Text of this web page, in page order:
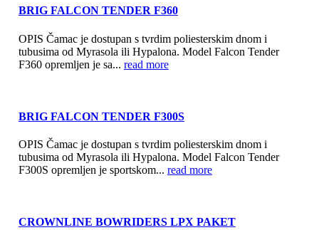
BRIG FALCON TENDER F360
OPIS Čamac je dostupan s tvrdim poliesterskim dnom i
tubusima od Myrasola ili Hypalona. Model Falcon Tender
F360 opremljen je sa... read more
BRIG FALCON TENDER F300S
OPIS Čamac je dostupan s tvrdim poliesterskim dnom i
tubusima od Myrasola ili Hypalona. Model Falcon Tender
F300S opremljen je sportskom... read more
CROWNLINE BOWRIDERS LPX PAKET